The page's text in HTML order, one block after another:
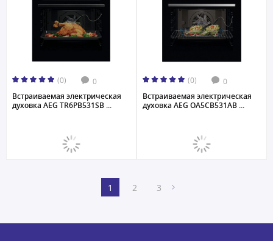
(0) 0
Встраиваемая электрическая
духовка AEG TR6PB531SB ...
(0) 0
Встраиваемая электрическая
духовка AEG OA5CB531AB ...
1 2 3